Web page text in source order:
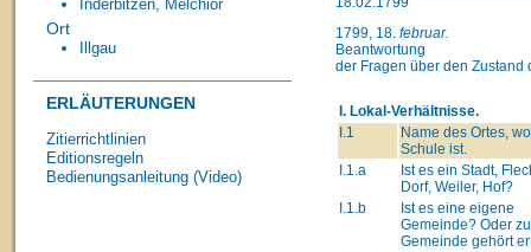
Inderbitzen, Melchior
Ort
Illgau
ERLÄUTERUNGEN
Zitierrichtlinien
Editionsregeln
Bedienungsanleitung (Video)
1799, 18. februar.
Beantwortung
der Fragen über den Zustand
I. Lokal-Verhältnisse.
I.1
Name des Ortes,
Schule ist.
I.1.a
Ist es ein Stadt,
Dorf, Weiler, Hof?
I.1.b
Ist es eine eigene
Gemeinde? Oder
Gemeinde gehört